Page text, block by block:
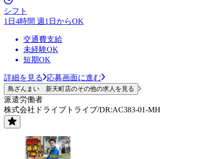
シフト
1日4時間 週1日からOK
交通費支給
未経験OK
短期OK
詳細を見る 応募画面に進む
鳥ざんまい 新天町店のその他の求人を見る
派遣労働者
株式会社ドライブトライブ/DR:AC383-01-MH